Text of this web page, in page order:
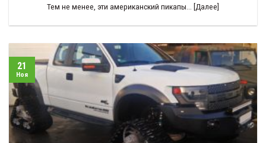
Тем не менее, эти американский пикапы... [Далее]
21
Ноя